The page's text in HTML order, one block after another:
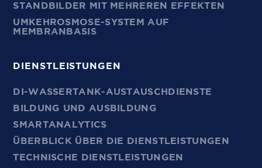
STANDBILDER MIT MEHREREN EFFEKTEN
UMKEHROSMOSE-SYSTEM AUF
MEMBRANBASIS
DIENSTLEISTUNGEN
DI-WASSERTANK-AUSTAUSCHDIENSTE
BILDUNG UND AUSBILDUNG
SMARTANALYTICS
ÜBERBLICK ÜBER DIE DIENSTLEISTUNGEN
TECHNISCHE DIENSTLEISTUNGEN